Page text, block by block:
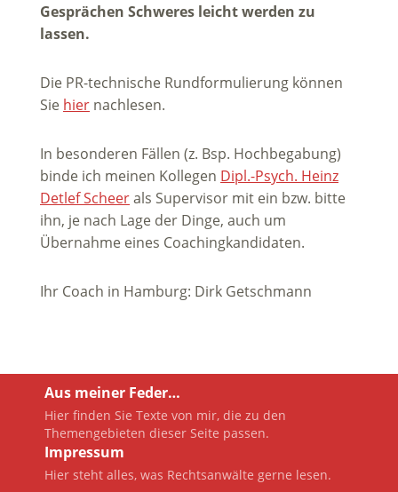
Gesprächen Schweres leicht werden zu
lassen.
Die PR-technische Rundformulierung können
Sie hier nachlesen.
In besonderen Fällen (z. Bsp. Hochbegabung)
binde ich meinen Kollegen Dipl.-Psych. Heinz
Detlef Scheerals Supervisor mit ein bzw. bitte
ihn, je nach Lage der Dinge, auch um
Übernahme eines Coachingkandidaten.
Ihr Coach in Hamburg: Dirk Getschmann
Aus meiner Feder…
Hier finden Sie Texte von mir, die zu den
Themengebieten dieser Seite passen.
Impressum
Hier steht alles, was Rechtsanwälte gerne lesen.